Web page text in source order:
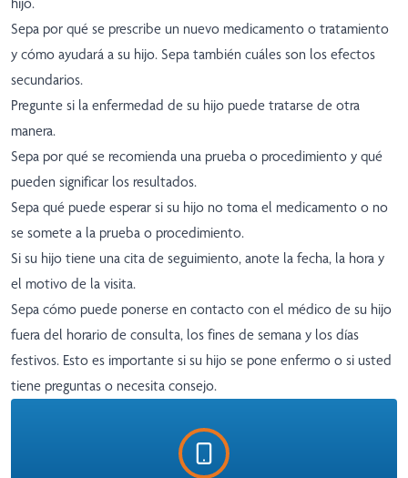
Sepa por qué se prescribe un nuevo medicamento o tratamiento
y cómo ayudará a su hijo. Sepa también cuáles son los efectos
secundarios.
Pregunte si la enfermedad de su hijo puede tratarse de otra
manera.
Sepa por qué se recomienda una prueba o procedimiento y qué
pueden significar los resultados.
Sepa qué puede esperar si su hijo no toma el medicamento o no
se somete a la prueba o procedimiento.
Si su hijo tiene una cita de seguimiento, anote la fecha, la hora y
el motivo de la visita.
Sepa cómo puede ponerse en contacto con el médico de su hijo
fuera del horario de consulta, los fines de semana y los días
festivos. Esto es importante si su hijo se pone enfermo o si usted
tiene preguntas o necesita consejo.